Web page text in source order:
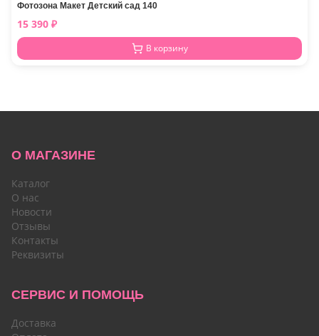
Фотозона Макет Детский сад 140
15 390 ₽
В корзину
О МАГАЗИНЕ
Каталог
О нас
Новости
Отзывы
Контакты
Реквизиты
СЕРВИС И ПОМОЩЬ
Доставка